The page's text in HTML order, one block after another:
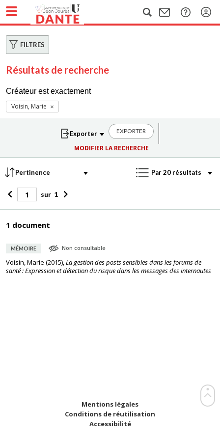
FILTRES
Résultats de recherche
Créateur est exactement
Voisin, Marie
EXPORTER
MODIFIER LA RECHERCHE
sur 1
1 document
MÉMOIRE Non consultable
Voisin, Marie (2015),La gestion des posts sensibles dans les forums de
santé : Expression et détection du risque dans les messages des internautes
Mentions légales
Conditions de réutilisation
Accessibilité